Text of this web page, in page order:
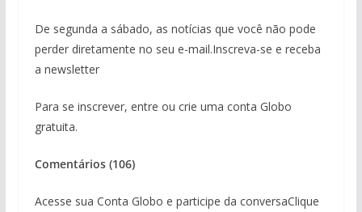
De segunda a sábado, as notícias que você não pode
perder diretamente no seu e-mail.Inscreva-se e receba
a newsletter
Para se inscrever, entre ou crie uma conta Globo
gratuita.
Comentários (106)
Acesse sua Conta Globo e participe da conversaClique